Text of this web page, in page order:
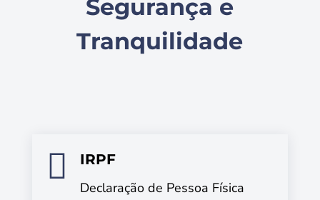
Segurança e
Tranquilidade

IRPF
Declaração de Pessoa Física